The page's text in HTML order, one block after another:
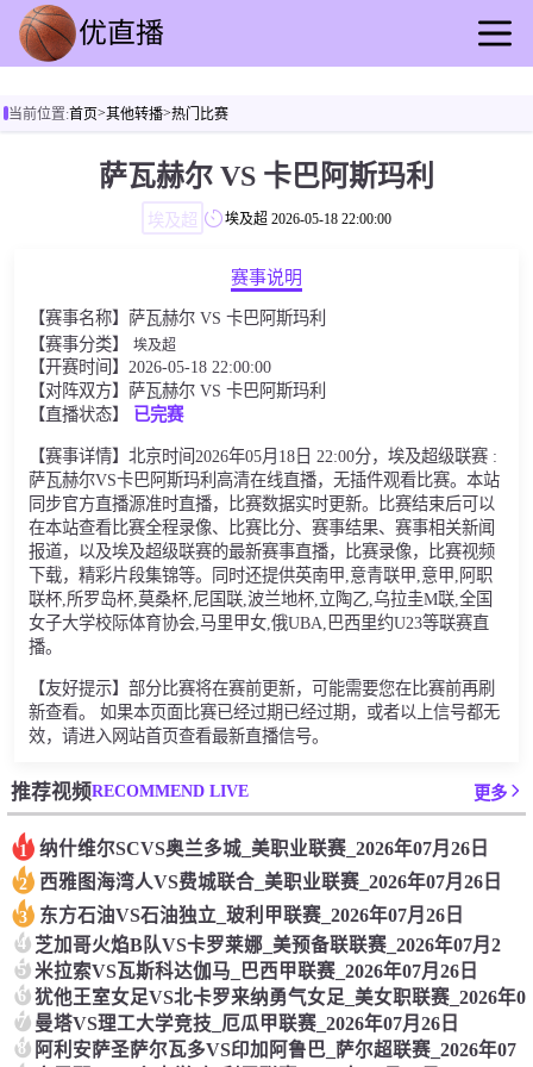
足球直播
其他转播
当前位置:首页>其他转播>热门比赛
萨瓦赫尔 VS 卡巴阿斯玛利
埃及超 埃及超 2026-05-18 22:00:00
赛事说明
【赛事名称】萨瓦赫尔 VS 卡巴阿斯玛利
【赛事分类】 埃及超
【开赛时间】2026-05-18 22:00:00
【对阵双方】萨瓦赫尔 VS 卡巴阿斯玛利
【直播状态】
已完赛
【赛事详情】北京时间2026年05月18日 22:00分，埃及超级联赛 :
萨瓦赫尔VS卡巴阿斯玛利高清在线直播，无插件观看比赛。本站
同步官方直播源准时直播，比赛数据实时更新。比赛结束后可以
在本站查看比赛全程录像、比赛比分、赛事结果、赛事相关新闻
报道，以及埃及超级联赛的最新赛事直播，比赛录像，比赛视频
下载，精彩片段集锦等。同时还提供英南甲,意青联甲,意甲,阿职
联杯,所罗岛杯,莫桑杯,尼国联,波兰地杯,立陶乙,乌拉圭M联,全国
女子大学校际体育协会,马里甲女,俄UBA,巴西里约U23等联赛直
播。
【友好提示】部分比赛将在赛前更新，可能需要您在比赛前再刷
新查看。 如果本页面比赛已经过期已经过期，或者以上信号都无
效，请进入网站首页查看最新直播信号。
推荐视频RECOMMEND LIVE 更多
1 纳什维尔SCVS奥兰多城_美职业联赛_2026年07月26日
2 西雅图海湾人VS费城联合_美职业联赛_2026年07月26日
3 东方石油VS石油独立_玻利甲联赛_2026年07月26日
4 芝加哥火焰B队VS卡罗莱娜_美预备联联赛_2026年07月2
5 米拉索VS瓦斯科达伽马_巴西甲联赛_2026年07月26日
6 犹他王室女足VS北卡罗来纳勇气女足_美女职联赛_2026年0
7 曼塔VS理工大学竞技_厄瓜甲联赛_2026年07月26日
8 阿利安萨圣萨尔瓦多VS印加阿鲁巴_萨尔超联赛_2026年07